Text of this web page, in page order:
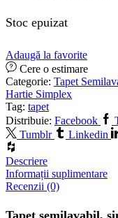
Stoc epuizat
Adaugă la favorite
Cere o estimare
Categorie: Tapet
Hartie Simplex
Tag: tapet
Distribuie: Facebook
Tumblr
Linkedin
Descriere
Informații suplimentare
Recenzii (0)
Tapet semilavabil,